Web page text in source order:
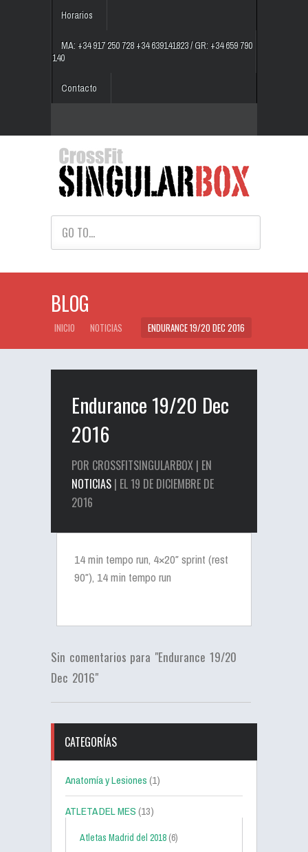
Horarios
MA: +34 917 250 728 +34 639141823 / GR: +34 659 790
140
Contacto
GO TO...
BLOG
INICIO NOTICIAS ENDURANCE 19/20 DEC 2016
Endurance 19/20 Dec
2016
POR CROSSFITSINGULARBOX | EN
NOTICIAS | EL 19 DE DICIEMBRE DE
2016
14 min tempo run, 4×20″ sprint (rest
90″), 14 min tempo run
Sin comentarios para "Endurance 19/20
Dec 2016"
CATEGORÍAS
Anatomía y Lesiones(1)
ATLETA DEL MES(13)
Atletas Madrid del 2018 (6)